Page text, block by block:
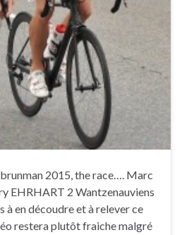
2015, the race…. Marc
EHRHART 2 Wantzenauviens
à en découdre et à relever ce
restera plutôt fraiche malgré